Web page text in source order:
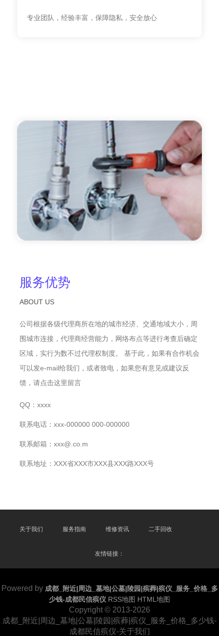
专业团队，经验丰富，保障隐私，安全放心
服务优势
ABOUT US
公司根据各级代理商所在地的城市经济、交通地域大小，周
围城市连接，代理商经营能力，网络布点等进行考查后确定
区域，实行为数不过代理权制度。 基于此，如果有合作机会
可以发e-mail给我们，或者致电，如果您有意见或建议反
馈，请点击这里留言
QQ：xxxx
联系电话：xxx-000000 000-000000
联系邮箱：xxx@.co.m
联系地址：XXX省XXX市XXX县XXX路XXX号
关于我们 服务指南 维修资讯 二手回收
友情链接：
Powered by 成都_附近|周边_墓地|公墓|陵园|殡葬|殡仪_服务_价格_多
少钱-成都民信殡仪 RSS地图 HTML地图
Copyright © 2013-2026
成都_附近|周边_墓地|公墓|陵园|殡葬|殡仪_服务_价格_多少钱-
成都民信殡仪-关于我们